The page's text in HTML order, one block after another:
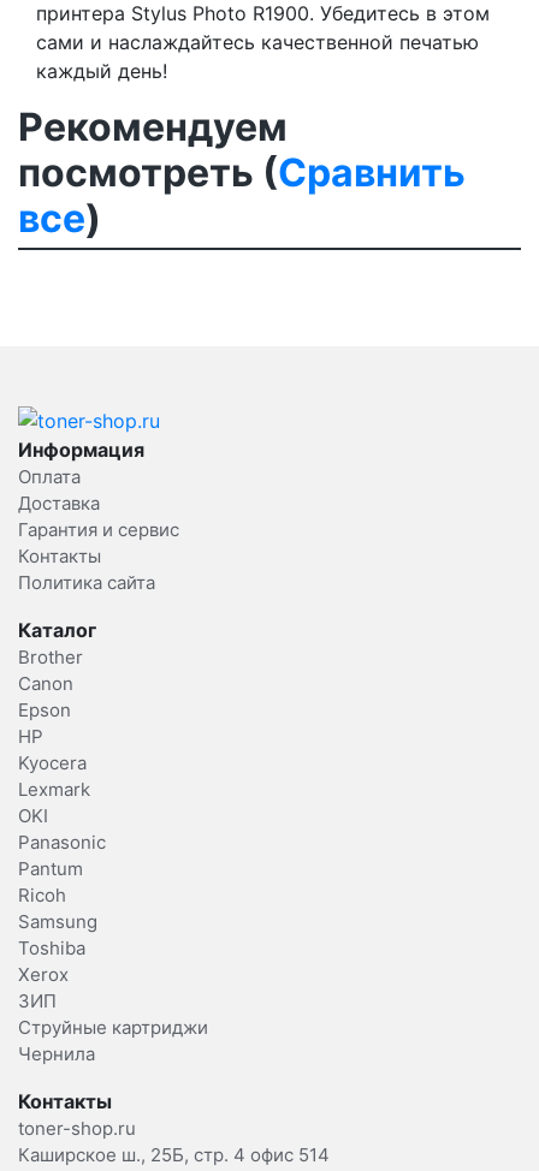
принтера Stylus Photo R1900. Убедитесь в этом
сами и наслаждайтесь качественной печатью
каждый день!
Рекомендуем
посмотреть (Сравнить
все)
Информация
Оплата
Доставка
Гарантия и сервис
Контакты
Политика сайта
Каталог
Brother
Canon
Epson
HP
Kyocera
Lexmark
OKI
Panasonic
Pantum
Ricoh
Samsung
Toshiba
Xerox
ЗИП
Струйные картриджи
Чернила
Контакты
toner-shop.ru
Каширское ш., 25Б, стр. 4 офис 514